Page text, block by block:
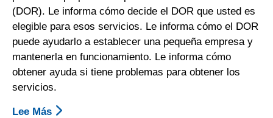
(DOR)
(DOR). Le informa cómo decide el DOR que usted es
elegible para esos servicios. Le informa cómo el DOR
puede ayudarlo a establecer una pequeña empresa y
mantenerla en funcionamiento. Le informa cómo
obtener ayuda si tiene problemas para obtener los
servicios.
Lee Más Sobre